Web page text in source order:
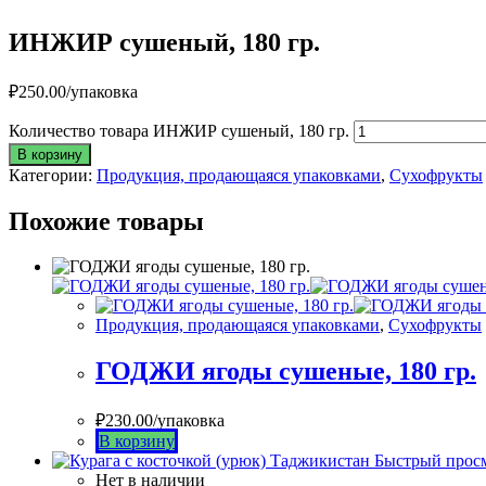
ИНЖИР сушеный, 180 гр.
₽250.00/упаковка
Количество товара ИНЖИР сушеный, 180 гр.
В корзину
Категории: Продукция, продающаяся упаковками, Сухофрукты
Похожие товары
Продукция, продающаяся упаковками, Сухофрукты
ГОДЖИ ягоды сушеные, 180 гр.
₽230.00/упаковка
В корзину
Быстрый
Нет в наличии